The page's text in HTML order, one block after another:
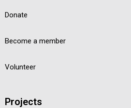
Donate
Become a member
Volunteer
Projects